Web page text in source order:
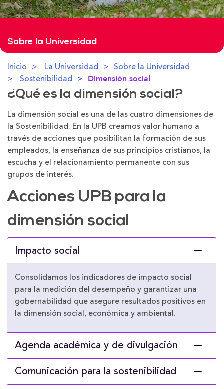
Sobre la Universidad
Inicio La Universidad
Sobre la Universidad
Sostenibilidad
Dimensión social
¿Qué es la dimensión social?
La dimensión social es una de las cuatro dimensiones de
la Sostenibilidad. En la UPB creamos valor humano a
través de acciones que posibilitan la formación de sus
empleados, la enseñanza de sus principios cristianos, la
escucha y el relacionamiento permanente con sus
grupos de interés.
Acciones UPB para la
dimensión social
Impacto social
Consolidamos los indicadores de impacto social
para la medición del desempeño y garantizar una
gobernabilidad que asegure resultados positivos en
la dimensión social, económica y ambiental.
Agenda académica y de divulgación
Comunicación para la sostenibilidad